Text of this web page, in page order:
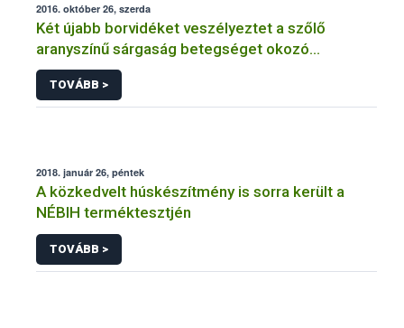
2016. október 26, szerda
Két újabb borvidéket veszélyeztet a szőlő
aranyszínű sárgaság betegséget okozó
fitoplazma
TOVÁBB >
2018. január 26, péntek
A közkedvelt húskészítmény is sorra került a
NÉBIH terméktesztjén
TOVÁBB >